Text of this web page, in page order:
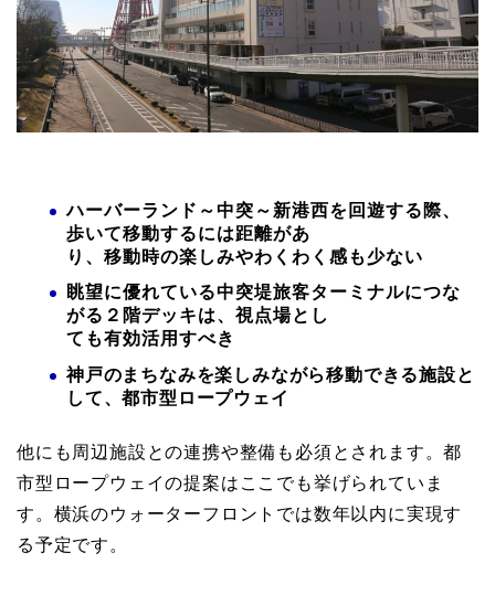
ハーバーランド～中突～新港西を回遊する際、
歩いて移動するには距離があ
り、移動時の楽しみやわくわく感も少ない
眺望に優れている中突堤旅客ターミナルにつな
がる２階デッキは、視点場とし
ても有効活用すべき
神戸のまちなみを楽しみながら移動できる施設と
して、都市型ロープウェイ
他にも周辺施設との連携や整備も必須とされます。都
市型ロープウェイの提案はここでも挙げられていま
す。横浜のウォーターフロントでは数年以内に実現す
る予定です。